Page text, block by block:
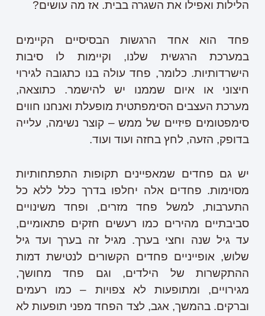
הלילות ואפילו את השגרה בבית. אז מה עושים?
פחד הוא אחד הרגשות הבסיסיים הקיימים
במערכת הרגשית שלנו, וקיימות לו סיבות
הישרדותיות. כלומר, פחד עולה בנו כתגובה לגירוי
חיצוני או איום שממנו יש להישמר. כתוצאה,
מערכת העצבים הסימפתטית מופעלת ואנחנו חווים
סימפטומים פיזיים של ממש – קוצר נשימה, עלייה
בדופק, הזעה, לחץ בחזה ועוד ועוד.
יש גם פחדים שמאפיינים תקופות התפתחותיות
מסוימות. פחדים אלה יחלפו בדרך כלל ללא כל
התערבות, למשל פחד מזרים, ופחד משינויים
סביבתיים מהירים כמו רעשים חזקים פתאומיים,
עד גיל שנה וחצי בערך. מגיל זה בערך ועד גיל
שלוש, אופייניים פחדים הקשורים לנטישת דמות
ההתקשרות של הילדים, וגם פחד מחושך,
מגירויים, ומתופעות לא צפויות – כמו רעמים
וברקים. בהמשך, אגב, לצד הפחד מפני תופעות לא